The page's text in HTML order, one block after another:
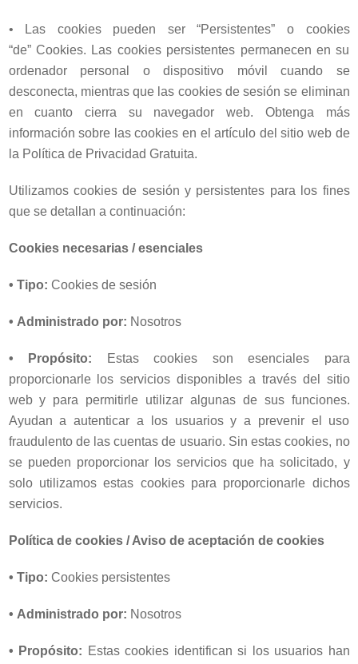
•
Las cookies pueden ser “Persistentes” o cookies
“de” Cookies. Las cookies persistentes permanecen en su
ordenador personal o dispositivo móvil cuando se
desconecta, mientras que las cookies de sesión se eliminan
en cuanto cierra su navegador web. Obtenga más
información sobre las cookies en el artículo del sitio web de
la Política de Privacidad Gratuita.
Utilizamos cookies de sesión y persistentes para los fines
que se detallan a continuación:
Cookies necesarias / esenciales
• Tipo: Cookies de sesión
• Administrado por: Nosotros
• Propósito: Estas cookies son esenciales para
proporcionarle los servicios disponibles a través del sitio
web y para permitirle utilizar algunas de sus funciones.
Ayudan a autenticar a los usuarios y a prevenir el uso
fraudulento de las cuentas de usuario. Sin estas cookies, no
se pueden proporcionar los servicios que ha solicitado, y
solo utilizamos estas cookies para proporcionarle dichos
servicios.
Política de cookies / Aviso de aceptación de cookies
• Tipo: Cookies persistentes
• Administrado por: Nosotros
• Propósito: Estas cookies identifican si los usuarios han